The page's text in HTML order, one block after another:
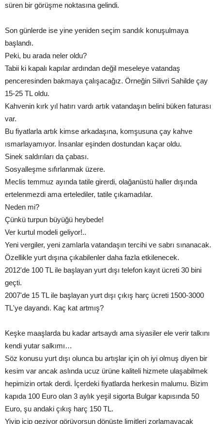
süren bir görüşme noktasına gelindi.
Son günlerde ise yine yeniden seçim sandık konuşulmaya
başlandı.
Peki, bu arada neler oldu?
Tabii ki kapalı kapılar ardından değil meseleye vatandaş
penceresinden bakmaya çalışacağız. Örneğin Silivri Sahilde çay
15-25 TL oldu.
Kahvenin kırk yıl hatırı vardı artık vatandaşın belini büken faturası
var.
Bu fiyatlarla artık kimse arkadaşına, komşusuna çay kahve
ısmarlayamıyor. İnsanlar eşinden dostundan kaçar oldu.
Sinek saldırıları da çabası.
Sosyalleşme sıfırlanmak üzere.
Meclis temmuz ayında tatile girerdi, olağanüstü haller dışında
ertelenmezdi ama ertelediler, tatile çıkamadılar.
Neden mi?
Çünkü turpun büyüğü heybede!
Ver kurtul modeli geliyor!..
Yeni vergiler, yeni zamlarla vatandaşın tercihi ve sabrı sınanacak.
Özellikle yurt dışına çıkabilenler daha fazla etkilenecek.
2012'de 100 TL ile başlayan yurt dışı telefon kayıt ücreti 30 bini
geçti.
2007'de 15 TL ile başlayan yurt dışı çıkış harç ücreti 1500-3000
TL'ye dayandı. Kaç kat artmış?
Keşke maaşlarda bu kadar artsaydı ama siyasiler ele verir talkını
kendi yutar salkımı…
Söz konusu yurt dışı olunca bu artışlar için oh iyi olmuş diyen bir
kesim var ancak aslında ucuz ürüne kaliteli hizmete ulaşabilmek
hepimizin ortak derdi. İçerdeki fiyatlarda herkesin malumu. Bizim
kapıda 100 Euro olan 3 aylık yeşil sigorta Bulgar kapısında 50
Euro, şu andaki çıkış harç 150 TL.
Yiyip içip geziyor görüyorsun dönüşte limitleri zorlamayacak